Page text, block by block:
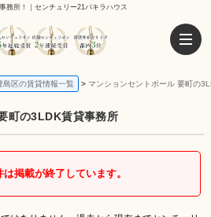
務所！｜センチュリー21パキラハウス
島区の賃貸情報一覧 マンションセントポール 要町の
町の3LDK賃貸事務所
掲載が終了しています。